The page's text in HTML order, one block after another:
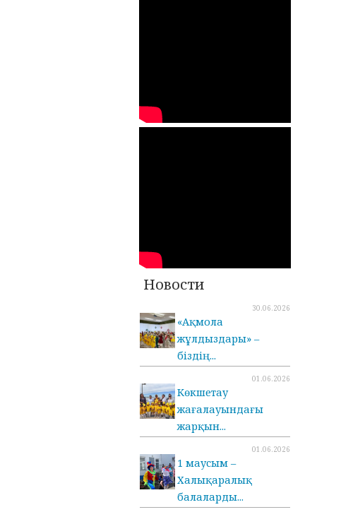
Новости
30.06.2026
«Ақмола
жұлдыздары» –
біздің...
01.06.2026
Көкшетау
жағалауындағы
жарқын...
01.06.2026
1 маусым –
Халықаралық
балаларды...